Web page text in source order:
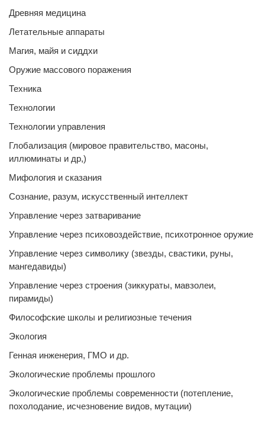
Древняя медицина
Летательные аппараты
Магия, майя и сиддхи
Оружие массового поражения
Техника
Технологии
Технологии управления
Глобализация (мировое правительство, масоны,
иллюминаты и др,)
Мифология и сказания
Сознание, разум, искусственный интеллект
Управление через затваривание
Управление через психовоздействие, психотронное оружие
Управление через символику (звезды, свастики, руны,
мангедавиды)
Управление через строения (зиккураты, мавзолеи,
пирамиды)
Философские школы и религиозные течения
Экология
Генная инженерия, ГМО и др.
Экологические проблемы прошлого
Экологические проблемы современности (потепление,
похолодание, исчезновение видов, мутации)